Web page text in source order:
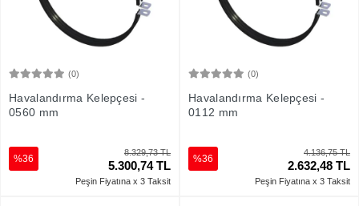
(0)
Havalandırma Kelepçesi -
0560 mm
8.329,73 TL
5.300,74 TL
%36
Peşin Fiyatına x 3 Taksit
(0)
Havalandırma Kelepçesi -
0112 mm
4.136,75 TL
2.632,48 TL
%36
Peşin Fiyatına x 3 Taksit